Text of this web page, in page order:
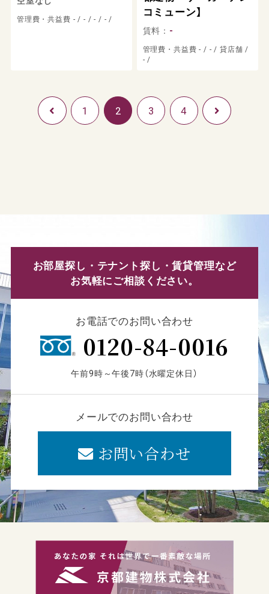
管理費・共益費 - / - /- / - /
コミューン】
賃料： -
管理費・共益費 - / - / 貸店舗 /
- /
1 2 3 4
お部屋探し・テナント探し・賃貸管理など
お気軽にご相談ください。
お電話でのお問い合わせ
0120-84-0016
午前9時～午後7時（水曜定休日）
メールでのお問い合わせ
お問い合わせ